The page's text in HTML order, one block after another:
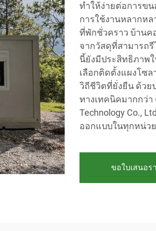
ทำให้ง่ายต่อการขน
การใช้งานหลากห
ที่พักชั่วคราว บ้านค
จากวัสดุที่สามารถ
นี้ยังมีประสิทธิภาพ
เลือกติดตั้งแผงโซล
วิถีชีวิตที่ยั่งยืน ด้วย
ทางเทคนิคมากกว่า
Technology Co.,
ออกแบบในทุกหน่ว
ขอใบเสนอร